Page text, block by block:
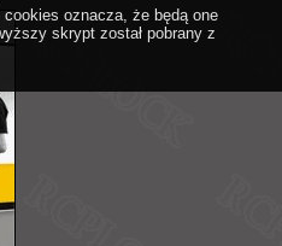
oznacza, że będą one
skrypt został pobrany z